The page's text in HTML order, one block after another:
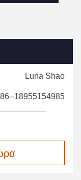
Luna Shao
86--18955154985